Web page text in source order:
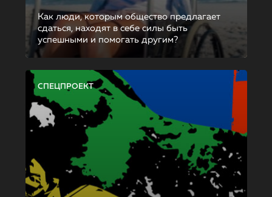
Как люди, которым общество предлагает
сдаться, находят в себе силы быть
успешными и помогать другим?
СПЕЦПРОЕКТ